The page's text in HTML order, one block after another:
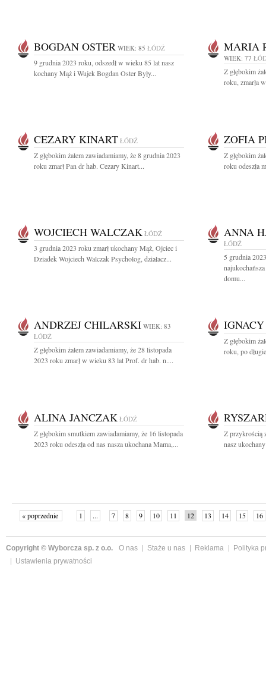
BOGDAN OSTER WIEK: 85 ŁÓDŹ
9 grudnia 2023 roku, odszedł w wieku 85 lat nasz
kochany Mąż i Wujek Bogdan Oster Były...
MARIA
WIEK: 77
Z głębokim
roku, zmarła
CEZARY KINART ŁÓDŹ
Z głębokim żalem zawiadamiamy, że 8 grudnia 2023
roku zmarł Pan dr hab. Cezary Kinart...
ZOFIA
Z głębokim
roku odeszła
WOJCIECH WALCZAK ŁÓDŹ
3 grudnia 2023 roku zmarł ukochany Mąż, Ojciec i
Dziadek Wojciech Walczak Psycholog, działacz...
ANNA
ŁÓDŹ
5 grudnia
domu...
ANDRZEJ CHILARSKI WIEK: 83
ŁÓDŹ
Z głębokim żalem zawiadamiamy, że 28 listopada
2023 roku zmarł w wieku 83 lat Prof. dr hab. n....
Z głębokim
roku, po
ALINA JANCZAK ŁÓDŹ
Z głębokim smutkiem zawiadamiamy, że 16 listopada
2023 roku odeszła od nas nasza ukochana Mama,...
Z przykrością
nasz
« poprzednie 1 ... 7 8 9 10 11 12 13 14 15 16
Copyright © Wyborcza sp. z o.o. O nas Staże u nas Reklama
Polityka
Ustawienia prywatności